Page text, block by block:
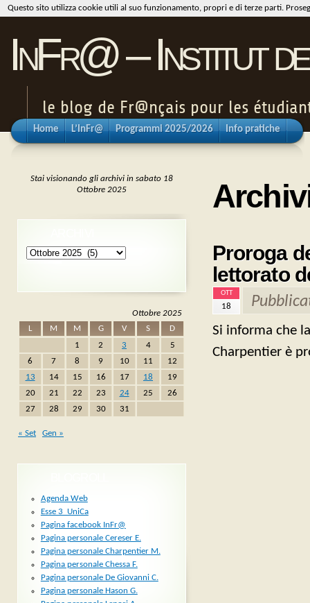
InFr@ – Institut
le blog de Fr@nçais pour les
Home L’InFr@ Programmi 2025/2026 Info pratiche
Proroga
lettorato
OTT
18
Si informa che
Charpentier è
Stai visionando gli archivi in sabato 18
Ottobre 2025
Archivi
Ottobre 2025
L
M M G V S
D
1
2 3 4
5
6
7 8 9 10 11
12
13
14 15 16 17 18
19
20
21 22 23 24 25
26
27
28 29 30 31
« Set Gen »
Agenda Web
Esse 3_UniCa
Pagina facebook InFr@
Pagina personale Cereser E.
Pagina personale Charpentier M.
Pagina personale Chessa F.
Pagina personale De Giovanni C.
Pagina personale Hason G.
Questo sito utilizza cookie utili al suo funzionamento, propri e di terze parti.